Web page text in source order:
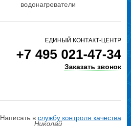
водонагреватели
Николай
ЕДИНЫЙ КОНТАКТ-ЦЕНТР
+7 495 021-47-34
Заказать звонок
Написать в службу контроля качества